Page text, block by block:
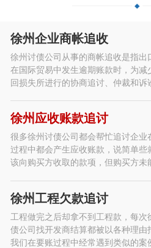
徐州企业商帐追收
徐州讨债公司从事的商帐追收是指出
在国际贸易中发生逾期账款时，为减
回损失所进行的协商追讨、仲裁和诉
徐州应收账款追讨
很多徐州讨债公司都会帮忙追讨企业
过程中都会产生应收账款，说简单些
该向购买方收取的款项，但购买方
徐州工程欠款追讨
工程做完之后却拿不到工程款，每次
债公司找开发商结算都被以各种理由
我们在要账过程中经常遇到类似的案